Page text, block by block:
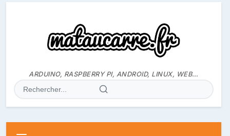
ARDUINO, RASPBERRY PI, ANDROID, LINUX, WEB…
RECHERCHER